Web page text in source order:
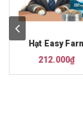
Hạt Easy
212.000₫